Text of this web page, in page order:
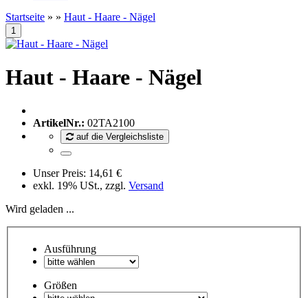
Startseite » » Haut - Haare - Nägel
Haut - Haare - Nägel
ArtikelNr.: 02TA2100
auf die Vergleichsliste
Unser Preis: 14,61 €
exkl. 19% USt., zzgl. Versand
Wird geladen ...
Ausführung
Größen